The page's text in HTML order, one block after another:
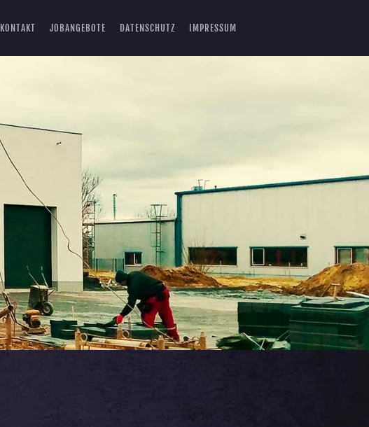
KONTAKT JOBANGEBOTE DATENSCHUTZ IMPRESSUM